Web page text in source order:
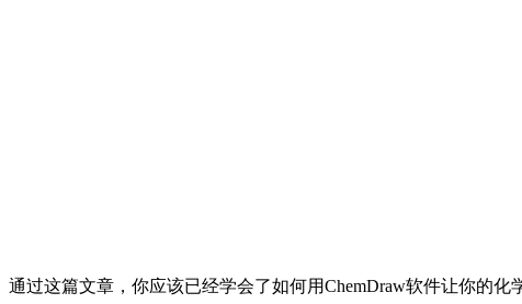
通过这篇文章，你应该已经学会了如何用ChemDraw软件让你的